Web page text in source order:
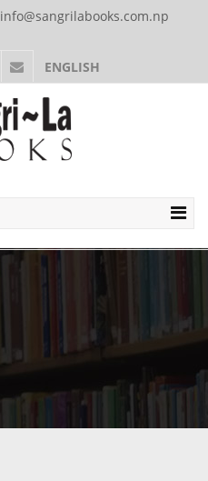
info@sangrilabooks.com.np
ENGLISH